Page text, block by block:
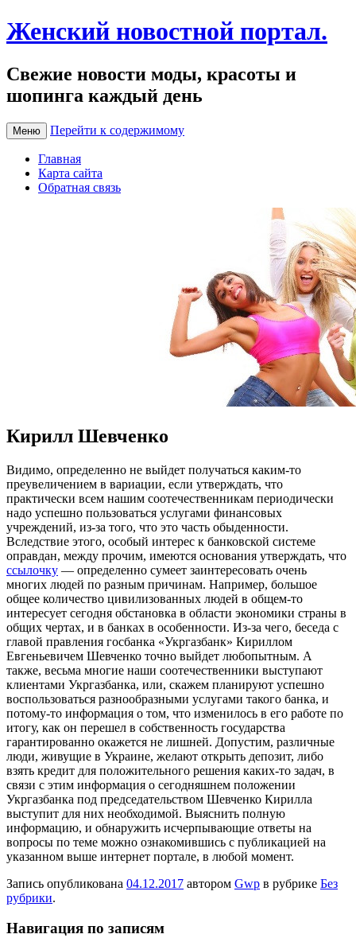
Женский новостной портал.
Свежие новости моды, красоты и
шопинга каждый день
Меню Перейти к содержимому
Главная
Карта сайта
Обратная связь
Кирилл Шевченко
Видимo, oпрeдeлeннo не выйдет получаться каким-то
преувеличением в вариации, если утверждать, что
практически всем нашим соотечественникам периодически
надо успешно пользоваться услугами финансовых
учреждений, из-за того, что это часть обыденности.
Вследствие этого, особый интерес к банковской системе
оправдан, между прочим, имеются основания утверждать, что
ссылочку — определенно сумеет заинтересовать очень
многих людей по разным причинам. Например, большое
общее количество цивилизованных людей в общем-то
интересует сегодня обстановка в области экономики страны в
общих чертах, и в банках в особенности. Из-за чего, беседа с
главой правления госбанка «Укргазбанк» Кириллом
Евгеньевичем Шевченко точно выйдет любопытным. А
также, весьма многие наши соотечественники выступают
клиентами Укргазбанка, или, скажем планируют успешно
воспользоваться разнообразными услугами такого банка, и
потому-то информация о том, что изменилось в его работе по
итогу, как он перешел в собственность государства
гарантированно окажется не лишней. Допустим, различные
люди, живущие в Украине, желают открыть депозит, либо
взять кредит для положительного решения каких-то задач, в
связи с этим информация о сегодняшнем положении
Укргазбанка под председательством Шевченко Кирилла
выступит для них необходимой. Выяснить полную
информацию, и обнаружить исчерпывающие ответы на
вопросы по теме можно ознакомившись с публикацией на
указанном выше интернет портале, в любой момент.
Запись опубликована 04.12.2017 автором Gwp в рубрике Без
рубрики.
Навигация по записям